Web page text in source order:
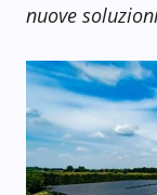
nuove